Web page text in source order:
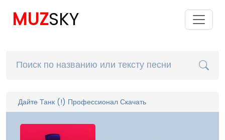
MUZSKY
Дайте Танк (!) Профессионал Скачать